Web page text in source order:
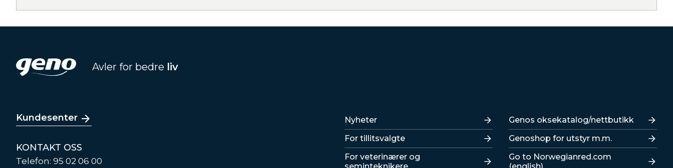
Avler for bedre liv
Kundesenter
KONTAKT OSS
Telefon: 95 02 06 00
Lenker
Nyheter
For tillitsvalgte
For veterinærer og
seminteknikere
Lenker
Genos oksekatalog/nettbutikk
Genoshop for utstyr m.m.
Go to Norwegianred.com
(english)